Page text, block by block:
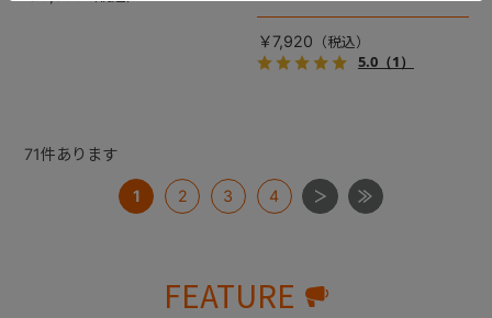
あごのせクッション。
￥7,920
5.0（1）
71件あります
1 2 3 4
FEATURE